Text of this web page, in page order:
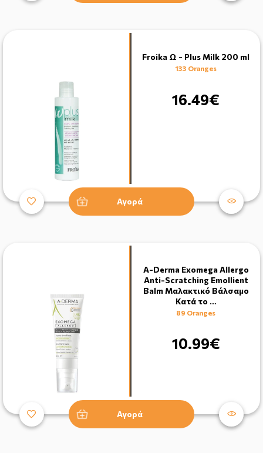
Froika Ω - Plus Milk 200 ml
133 Oranges
16.49€
Αγορά
A-Derma Exomega Allergo
Anti-Scratching Emollient
Balm Μαλακτικό Βάλσαμο
Κατά το …
89 Oranges
10.99€
Αγορά